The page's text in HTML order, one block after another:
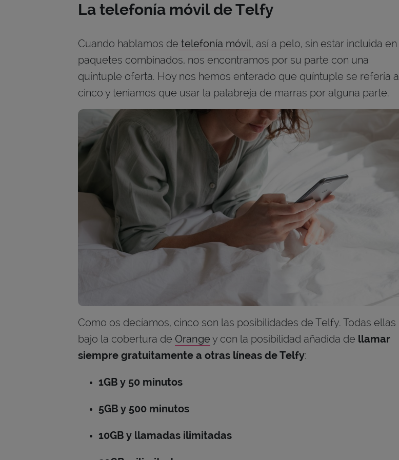
La telefonía móvil de Telfy
Cuando hablamos de telefonía móvil, así a pelo, sin estar incluida en
paquetes combinados, nos encontramos por su parte con una
quíntuple oferta. Hoy nos hemos enterado que quíntuple se refería a
cinco y teníamos que usar la palabreja de marras por alguna parte.
Como os decíamos, cinco son las posibilidades de Telfy. Todas ellas
bajo la cobertura de Orange y con la posibilidad añadida de llamar
siempre gratuitamente a otras líneas de Telfy:
1GB y 50 minutos
5GB y 500 minutos
10GB y llamadas ilimitadas